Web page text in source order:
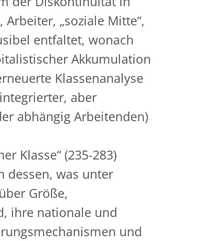
„soziale Mitte“,
entfaltet, wonach
Akkumulation
Klassenanalyse
aber
abhängig Arbeitenden)
Klasse“ (235-283)
dessen, was unter
Größe,
ihre nationale und
und